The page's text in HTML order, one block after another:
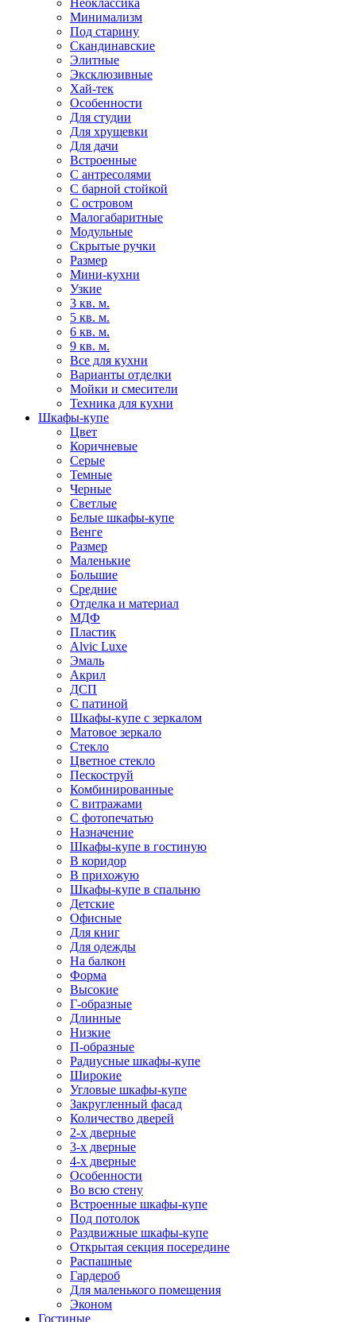
Неоклассика
Минимализм
Под старину
Скандинавские
Элитные
Эксклюзивные
Хай-тек
Особенности
Для студии
Для хрущевки
Для дачи
Встроенные
С антресолями
С барной стойкой
С островом
Малогабаритные
Модульные
Скрытые ручки
Размер
Мини-кухни
Узкие
3 кв. м.
5 кв. м.
6 кв. м.
9 кв. м.
Все для кухни
Варианты отделки
Мойки и смесители
Техника для кухни
Шкафы-купе
Цвет
Коричневые
Серые
Темные
Черные
Светлые
Белые шкафы-купе
Венге
Размер
Маленькие
Большие
Средние
Отделка и материал
МДФ
Пластик
Alvic Luxe
Эмаль
Акрил
ДСП
С патиной
Шкафы-купе с зеркалом
Матовое зеркало
Стекло
Цветное стекло
Пескоструй
Комбинированные
С витражами
С фотопечатью
Назначение
Шкафы-купе в гостиную
В коридор
В прихожую
Шкафы-купе в спальню
Детские
Офисные
Для книг
Для одежды
На балкон
Форма
Высокие
Г-образные
Длинные
Низкие
П-образные
Радиусные шкафы-купе
Широкие
Угловые шкафы-купе
Закругленный фасад
Количество дверей
2-х дверные
3-х дверные
4-х дверные
Особенности
Во всю стену
Встроенные шкафы-купе
Под потолок
Раздвижные шкафы-купе
Открытая секция посередине
Распашные
Гардероб
Для маленького помещения
Эконом
Гостиные